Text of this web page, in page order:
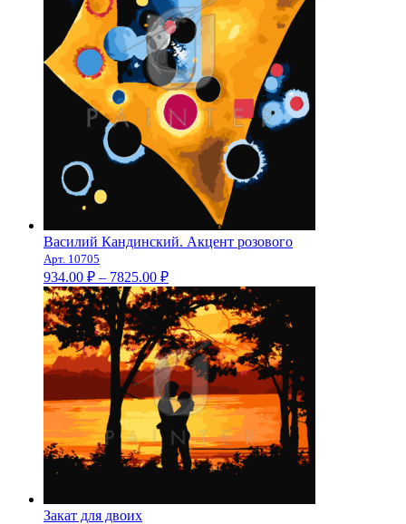
Василий Кандинский. Акцент розового
Арт. 10705
934.00 ₽ – 7825.00 ₽Диапазон
цен:
934.00 ₽
–
7825.00 ₽
Закат для двоих